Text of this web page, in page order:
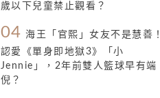
歲以下兒童禁止觀看？
04 海王「官熙」女友不是慧善！
認愛《單身即地獄3》「小
Jennie」，2年前雙人籃球早有端
倪？